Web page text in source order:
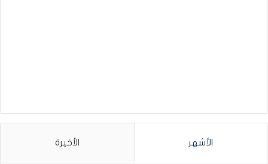
الأشهر الأخيرة